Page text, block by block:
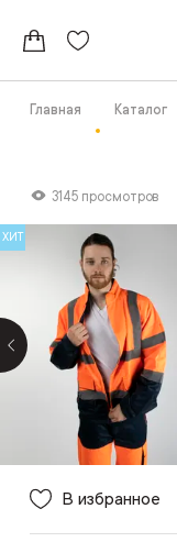
Главная Каталог
3145 просмотров
ХИТ
В избранное